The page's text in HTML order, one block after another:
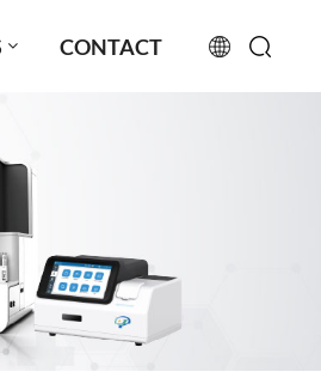
CONTACT
русский
español